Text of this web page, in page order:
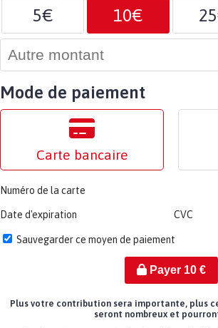
5€ 10€
Mode de paiement
Carte bancaire
Numéro de la carte
Date d'expiration CVC
Sauvegarder ce moyen de paiement
Payer 10€
Plus votre contribution sera importante, plus
seront nombreux et